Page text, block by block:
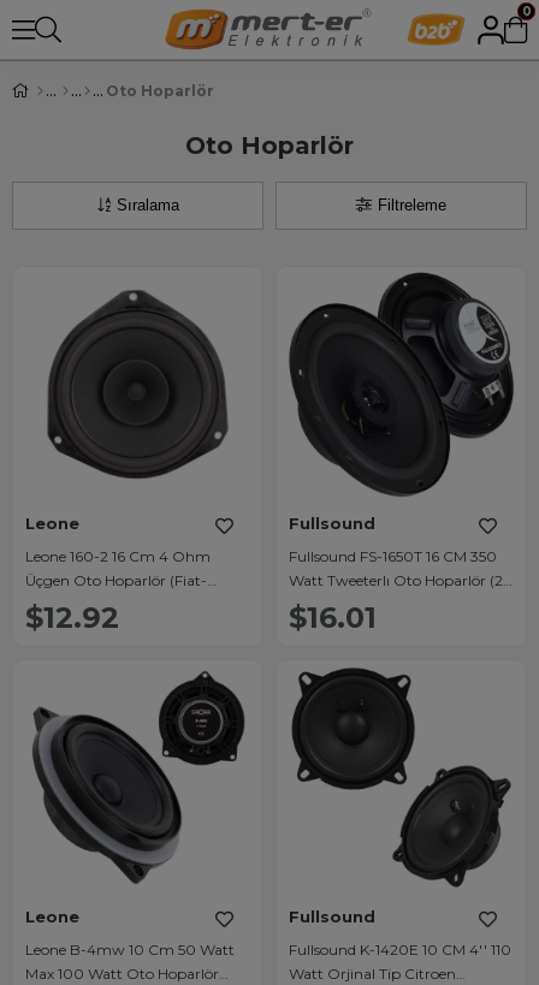
0
Oto Hoparlör
Oto Hoparlör
Filtreleme
Sıralama
Leone
Leone 160-2 16 Cm 4 Ohm
Üçgen Oto Hoparlör (Fiat-
Hyundaı)
$12.92
Fullsound
Fullsound FS-1650T 16 CM 350
Watt Tweeterlı Oto Hoparlör (2li
Takım)
$16.01
Leone
Leone B-4mw 10 Cm 50 Watt
Max 100 Watt Oto Hoparlör
Fullsound
Fullsound K-1420E 10 CM 4'' 110
Watt Orjinal Tip Citroen